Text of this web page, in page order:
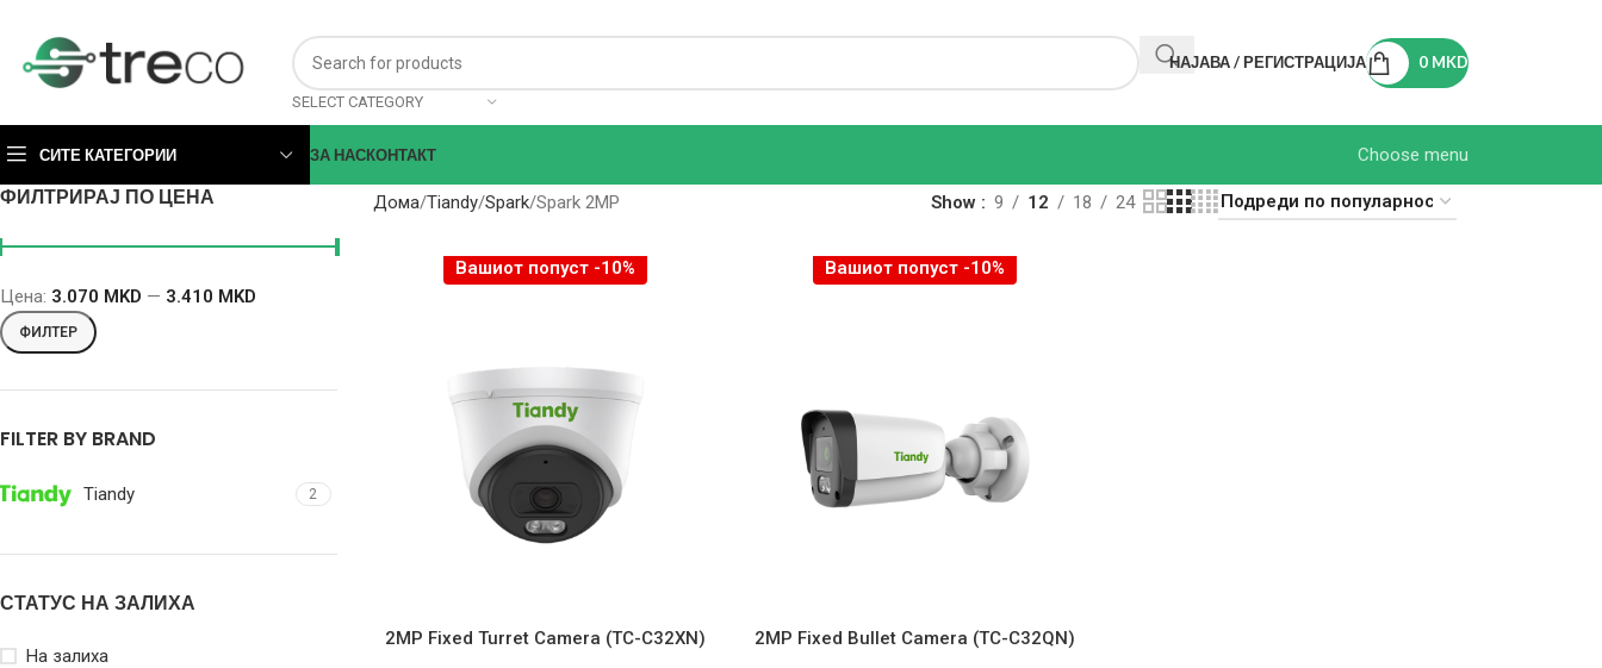
SELECT CATEGORY
НАЈАВА / РЕГИСТРАЦИЈА 0 MKD
СИТЕ КАТЕГОРИИ ЗА НАСКОНТАКТ Choose menu
ФИЛТРИРАЈ ПО ЦЕНА
ФИЛТЕР
Цена: 3.070 MKD — 3.410 MKD
FILTER BY BRAND
Tiandy 2
СТАТУС НА ЗАЛИХА
На залиха
Дома Tiandy Spark Spark 2MP Show 9 12 18 24
Вашиот попуст -10%
2MP Fixed Turret Camera (TC-C32XN)
Вашиот попуст -10%
2MP Fixed Bullet Camera (TC-C32QN)